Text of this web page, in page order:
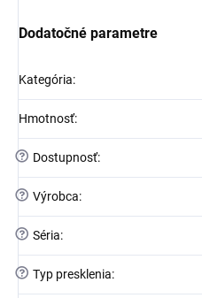
Dodatočné parametre
Kategória:
Hmotnosť:
? Dostupnosť:
? Výrobca:
? Séria:
? Typ presklenia: